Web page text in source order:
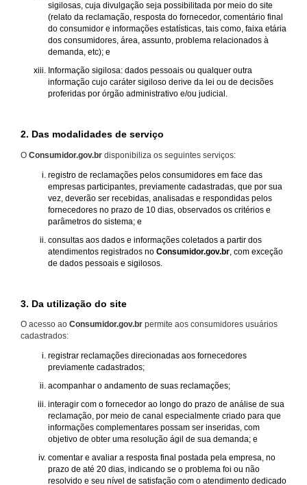
sigilosas, cuja divulgação seja possibilitada por meio do site
(relato da reclamação, resposta do fornecedor, comentário final
do consumidor e informações estatísticas, tais como, faixa etária
dos consumidores, área, assunto, problema relacionados à
demanda, etc); e
Informação sigilosa: dados pessoais ou qualquer outra
informação cujo caráter sigiloso derive da lei ou de decisões
proferidas por órgão administrativo e/ou judicial.
2. Das modalidades de serviço
O Consumidor.gov.br disponibiliza os seguintes serviços:
registro de reclamações pelos consumidores em face das
empresas participantes, previamente cadastradas, que por sua
vez, deverão ser recebidas, analisadas e respondidas pelos
fornecedores no prazo de 10 dias, observados os critérios e
parâmetros do sistema; e
consultas aos dados e informações coletados a partir dos
atendimentos registrados no Consumidor.gov.br , com exceção
de dados pessoais e sigilosos.
3. Da utilização do site
O acesso ao Consumidor.gov.br permite aos consumidores usuários
cadastrados:
registrar reclamações direcionadas aos fornecedores
previamente cadastrados;
acompanhar o andamento de suas reclamações;
interagir com o fornecedor ao longo do prazo de análise de sua
reclamação, por meio de canal especialmente criado para que
informações complementares possam ser inseridas, com
objetivo de obter uma resolução ágil de sua demanda; e
comentar e avaliar a resposta final postada pela empresa, no
prazo de até 20 dias, indicando se o problema foi ou não
resolvido e seu nível de satisfação com o atendimento dedicado